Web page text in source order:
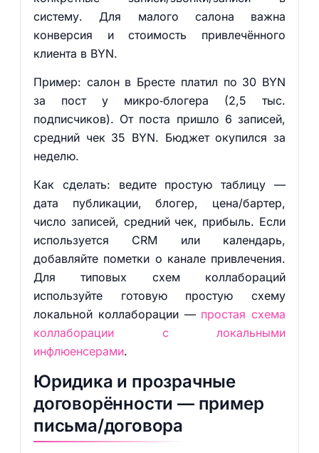
систему. Для малого салона важна
конверсия и стоимость привлечённого
клиента в BYN.
Пример: салон в Бресте платил по 30 BYN
за пост у микро‑блогера (2,5 тыс.
подписчиков). От поста пришло 6 записей,
средний чек 35 BYN. Бюджет окупился за
неделю.
Как сделать: ведите простую таблицу —
дата публикации, блогер, цена/бартер,
число записей, средний чек, прибыль. Если
используется CRM или календарь,
добавляйте пометки о канале привлечения.
Для типовых схем коллабораций
используйте готовую простую схему
локальной коллаборации — простая схема
коллаборации с локальными
инфлюенсерами.
Юридика и прозрачные
договорённости — пример
письма/договора